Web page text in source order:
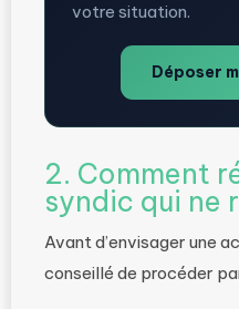
votre situation.
Déposer
2. Comment
syndic qui ne
Avant d’envisager une
conseillé de procéder